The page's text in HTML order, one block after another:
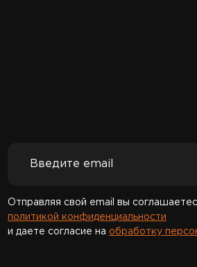
Отправляя свой email вы
политикой конфиденциальности
и даете согласие на обработку